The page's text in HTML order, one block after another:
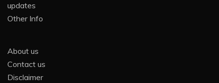
updates
Other Info
About us
Contact us
Disclaimer